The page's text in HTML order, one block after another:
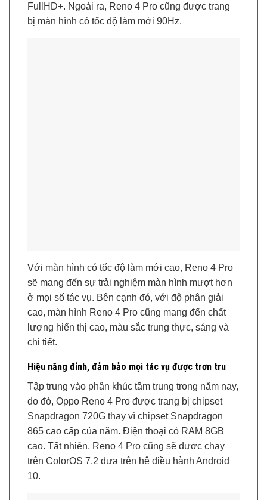
FullHD+. Ngoài ra, Reno 4 Pro cũng được trang
bị màn hình có tốc độ làm mới 90Hz.
Với màn hình có tốc độ làm mới cao, Reno 4 Pro
sẽ mang đến sự trải nghiệm màn hình mượt hơn
ở mọi số tác vụ. Bên cạnh đó, với độ phân giải
cao, màn hình Reno 4 Pro cũng mang đến chất
lượng hiển thị cao, màu sắc trung thực, sáng và
chi tiết.
Hiệu năng đỉnh, đảm bảo mọi tác vụ được trơn tru
Tập trung vào phân khúc tầm trung trong năm nay,
do đó, Oppo Reno 4 Pro được trang bị chipset
Snapdragon 720G thay vì chipset Snapdragon
865 cao cấp của năm. Điện thoại có RAM 8GB
cao. Tất nhiên, Reno 4 Pro cũng sẽ được chạy
trên ColorOS 7.2 dựa trên hệ điều hành Android
10.